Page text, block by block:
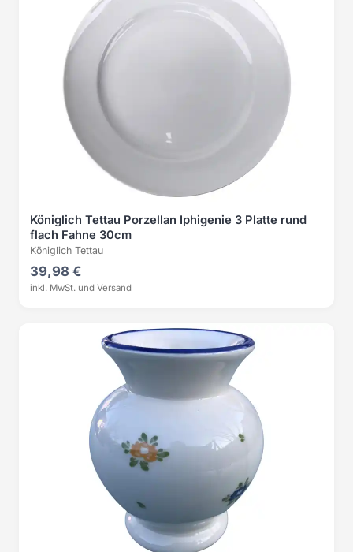
Königlich Tettau Porzellan Iphigenie 3 Platte rund
flach Fahne 30cm
Königlich Tettau
39,98 €
inkl. MwSt. und Versand